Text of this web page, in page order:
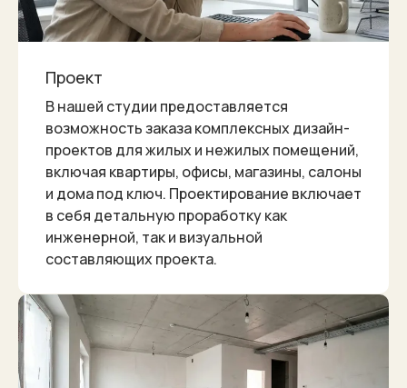
Проект
В нашей студии предоставляется
возможность заказа комплексных дизайн-
проектов для жилых и нежилых помещений,
включая квартиры, офисы, магазины, салоны
и дома под ключ. Проектирование включает
в себя детальную проработку как
инженерной, так и визуальной
составляющих проекта.